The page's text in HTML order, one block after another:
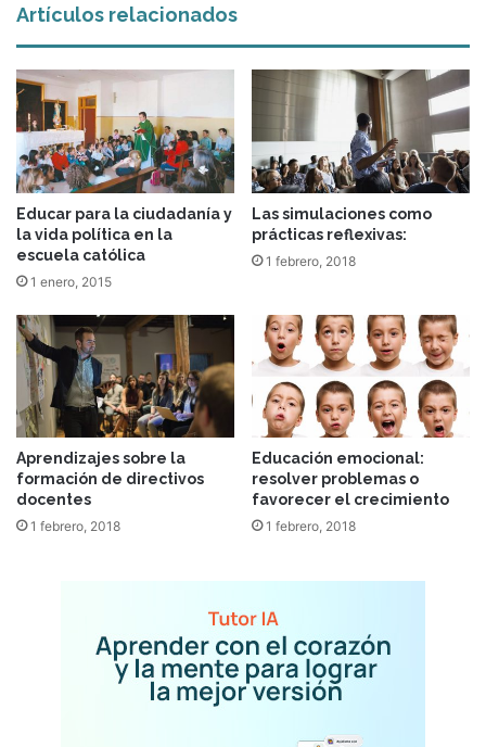
Artículos relacionados
Educar para la ciudadanía y
la vida política en la
escuela católica
1 enero, 2015
Las simulaciones como
prácticas reflexivas:
1 febrero, 2018
Aprendizajes sobre la
formación de directivos
docentes
1 febrero, 2018
Educación emocional:
resolver problemas o
favorecer el crecimiento
1 febrero, 2018